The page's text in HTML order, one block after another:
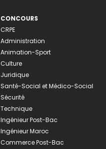
CONCOURS
CRPE
Administration
Animation-Sport
Culture
Juridique
Santé-Social et Médico-Social
Sécurité
Technique
Ingénieur Post-Bac
Ingénieur Maroc
Commerce Post-Bac